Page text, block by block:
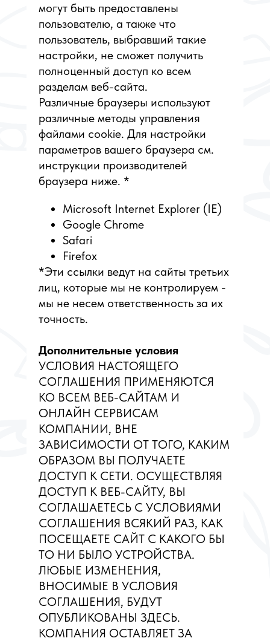
могут быть предоставлены
пользователю, а также что
пользователь, выбравший такие
настройки, не сможет получить
полноценный доступ ко всем
разделам веб-сайта.
Различные браузеры используют
различные методы управления
файлами cookie. Для настройки
параметров вашего браузера см.
инструкции производителей
браузера ниже. *
Microsoft Internet Explorer (IE)
Google Chrome
Safari
Firefox
*Эти ссылки ведут на сайты третьих
лиц, которые мы не контролируем -
мы не несем ответственность за их
точность.
Дополнительные условия
УСЛОВИЯ НАСТОЯЩЕГО
СОГЛАШЕНИЯ ПРИМЕНЯЮТСЯ
КО ВСЕМ ВЕБ-САЙТАМ И
ОНЛАЙН СЕРВИСАМ
КОМПАНИИ, ВНЕ
ЗАВИСИМОСТИ ОТ ТОГО, КАКИМ
ОБРАЗОМ ВЫ ПОЛУЧАЕТЕ
ДОСТУП К СЕТИ. ОСУЩЕСТВЛЯЯ
ДОСТУП К ВЕБ-САЙТУ, ВЫ
СОГЛАШАЕТЕСЬ С УСЛОВИЯМИ
СОГЛАШЕНИЯ ВСЯКИЙ РАЗ, КАК
ПОСЕЩАЕТЕ САЙТ С КАКОГО БЫ
ТО НИ БЫЛО УСТРОЙСТВА.
ЛЮБЫЕ ИЗМЕНЕНИЯ,
ВНОСИМЫЕ В УСЛОВИЯ
СОГЛАШЕНИЯ, БУДУТ
ОПУБЛИКОВАНЫ ЗДЕСЬ.
КОМПАНИЯ ОСТАВЛЯЕТ ЗА